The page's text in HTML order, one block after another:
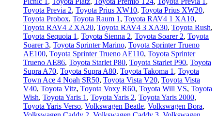
Toyota Previa 2, Toyota Prius XW10, Toyota Prius XW20,
Toyota Probox, Toyota Raum 1 , Toyota RAV4 1 XA10,
Toyota RAV4 2 XA20, Toyota RAV4 3 XA30, Toyota Rush,
Toyota Sequoia 1 , Toyota Sienna 2, Toyota Soarer 2, Toyota
Soarer 3, Toyota Sprinter Marino, Toyota Sprinter Trueno
AE100, Toyota Sprinter Trueno AE110, Toyota Sprinter
Trueno AE86, Toyota Starlet P80, Toyota Starlet P90, Toyota
Supra A70, Toyota Supra A80, Toyota Takoma 1 , Toyota
Town Ace 4 Noah SR50, Toyota Vista V20, Toyota Vista
V40, Toyota Vitz, Toyota Voxy R60, Toyota Will VS, Toyota
Wish, Toyota Yaris 1 , Toyota Yaris 2, Toyota Yaris 2000,
Toyota Yaris Verso, Volkswagen Beatle, Volkswagen Bora,